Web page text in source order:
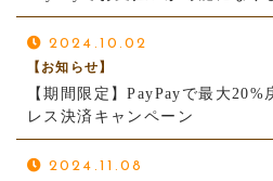
2024.10.02
【お知らせ】
【期間限定】PayPayで最大
レス決済キャンペーン
2024.11.08